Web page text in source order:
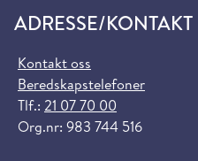
ADRESSE/KONTAKT
Kontakt oss
Beredskapstelefoner
Tlf.: 21 07 70 00
Org.nr: 983 744 516